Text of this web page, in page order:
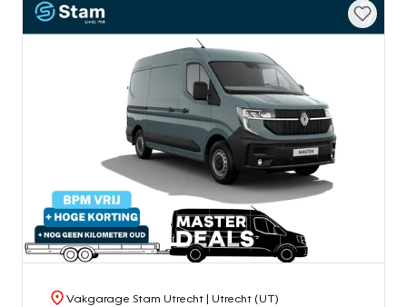
Vakgarage Stam Utrecht| Utrecht (UT)